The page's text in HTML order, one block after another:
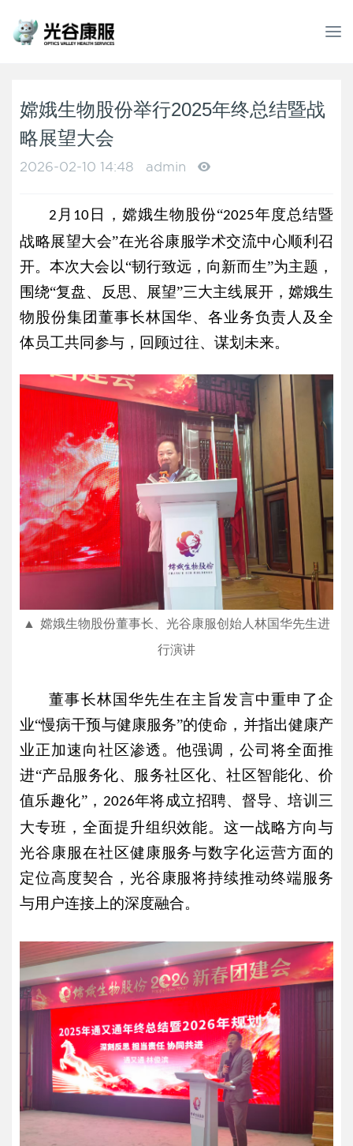
T
g
n
嫦娥生物股份举行2025年终总结暨战
略展望大会
2026-02-10 14:48 admin
2 月 10 日，嫦娥生物股份“2025年度总结暨
战略展望大会”在光谷康服学术交流中心顺利召
开。本次大会以“韧行致远，向新而生”为主题，
围绕“复盘、反思、展望”三大主线展开，嫦娥生
物股份集团董事长林国华、各业务负责人及全
体员工共同参与，回顾过往、谋划未来。
▲ 嫦娥生物股份董事长、光谷康服创始人林国华先生进
行演讲
董事长林国华先生在主旨发言中重申了企
业“慢病干预与健康服务”的使命，并指出健康产
业正加速向社区渗透。他强调，公司将全面推
进“产品服务化、服务社区化、社区智能化、价
值乐趣化”， 2026年将成立招聘、督导、培训三
大专班，全面提升组织效能。这一战略方向与
光谷康服在社区健康服务与数字化运营方面的
定位高度契合，光谷康服将持续推动终端服务
与用户连接上的深度融合。